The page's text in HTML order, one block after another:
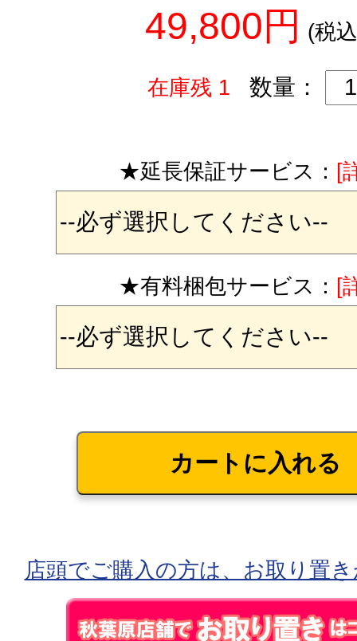
49,800円 (税
在庫残 1 数量：
★延長保証サービス： [
★有料梱包サービス： [
店頭でご購入の方は、お取り置